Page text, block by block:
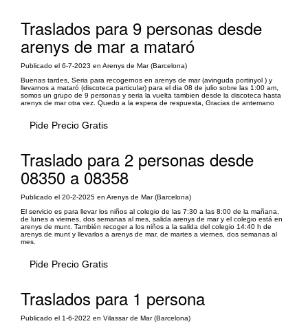
Traslados para 9 personas desde
arenys de mar a mataró
Publicado el 6-7-2023 en Arenys de Mar (Barcelona)
Buenas tardes, Seria para recogernos en arenys de mar (avinguda portinyol ) y
llevarnos a mataró (discoteca particular) para el dia 08 de julio sobre las 1:00 am,
somos un grupo de 9 personas y seria la vuelta tambien desde la discoteca hasta
arenys de mar otra vez. Quedo a la espera de respuesta, Gracias de antemano
Pide Precio Gratis
Traslado para 2 personas desde
08350 a 08358
Publicado el 20-2-2025 en Arenys de Mar (Barcelona)
El servicio es para llevar los niños al colegio de las 7:30 a las 8:00 de la mañana,
de lunes a viernes, dos semanas al mes, salida arenys de mar y el colegio está en
arenys de munt. También recoger a los niños a la salida del colegio 14:40 h de
arenys de munt y llevarlos a arenys de mar, de martes a viernes, dos semanas al
mes.
Pide Precio Gratis
Traslados para 1 persona
Publicado el 1-6-2022 en Vilassar de Mar (Barcelona)